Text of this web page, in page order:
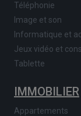
Téléphonie
Image et son
Informatique et
Jeux vidéo et
Tablette
IMMOBILIER
Appartements